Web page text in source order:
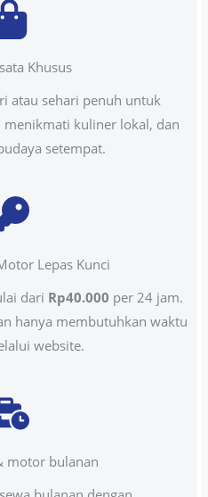
Khusus
atau sehari penuh untuk
kuliner lokal, dan
setempat.
Lepas Kunci
dari Rp40.000 per 24 jam.
hanya membutuhkan waktu
website.
motor bulanan